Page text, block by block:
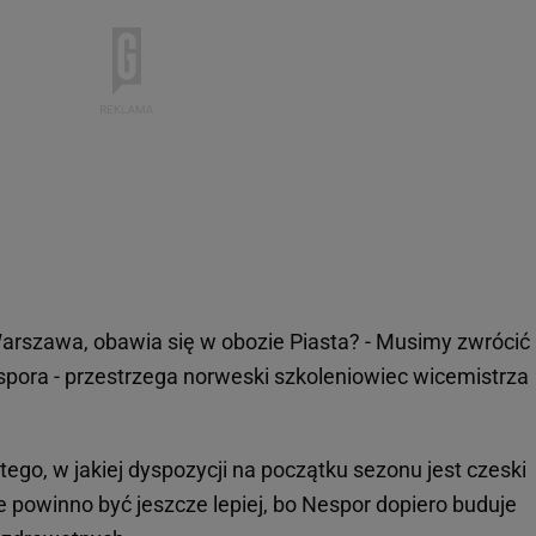
obawia się w obozie Piasta? - Musimy zwrócić
- przestrzega norweski szkoleniowiec wicemistrza
w jakiej dyspozycji na początku sezonu jest czeski
powinno być jeszcze lepiej, bo Nespor dopiero buduje